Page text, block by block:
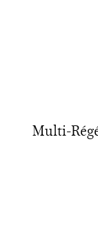
Multi-